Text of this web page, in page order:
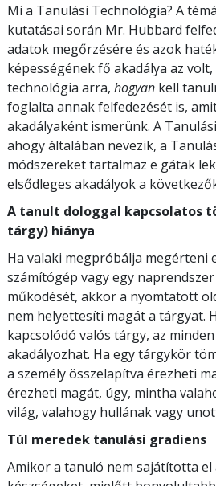
Mi a Tanulási Technológia? A
kutatásai során Mr. Hubbard
adatok megőrzésére és azok
képességének fő akadálya az
technológia arra, hogyan kell
foglalta annak felfedezését is,
akadályaként ismerünk. A
ahogy általában nevezik, a
módszereket tartalmaz e gátak
elsődleges akadályok a
A tanult dologgal kapcsolatos
tárgy) hiánya
Ha valaki megpróbálja megérteni
számítógép vagy egy
működését, akkor a nyomtatott
nem helyettesíti magát a tárgyat.
kapcsolódó valós tárgy, az
akadályozhat. Ha egy tárgykör
a személy összelapítva érezheti
érezheti magát, úgy, mintha
világ, valahogy hullának vagy
Túl meredek tanulási gradiens
Amikor a tanuló nem sajátította el